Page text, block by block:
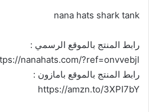
nana hats shark tank
رابط المنتج بالموقع الرسمي :
nanahats.com/?ref=onvvebjl
رابط المنتج بالموقع بامازون :
https://amzn.to/3XPI7bY